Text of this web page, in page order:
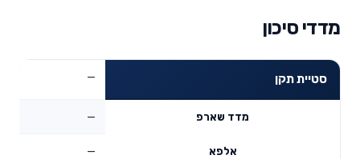
מדדי סיכון
סטיית תקן —
מדד שארפ —
אלפא —